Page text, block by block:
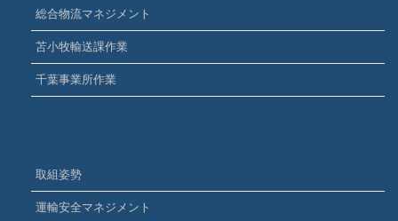
総合物流マネジメント
苫小牧輸送課作業
千葉事業所作業
取組姿勢
運輸安全マネジメント